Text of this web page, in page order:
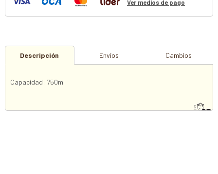
Ver medios de pago
Descripción Envíos Cambios
Capacidad: 750ml